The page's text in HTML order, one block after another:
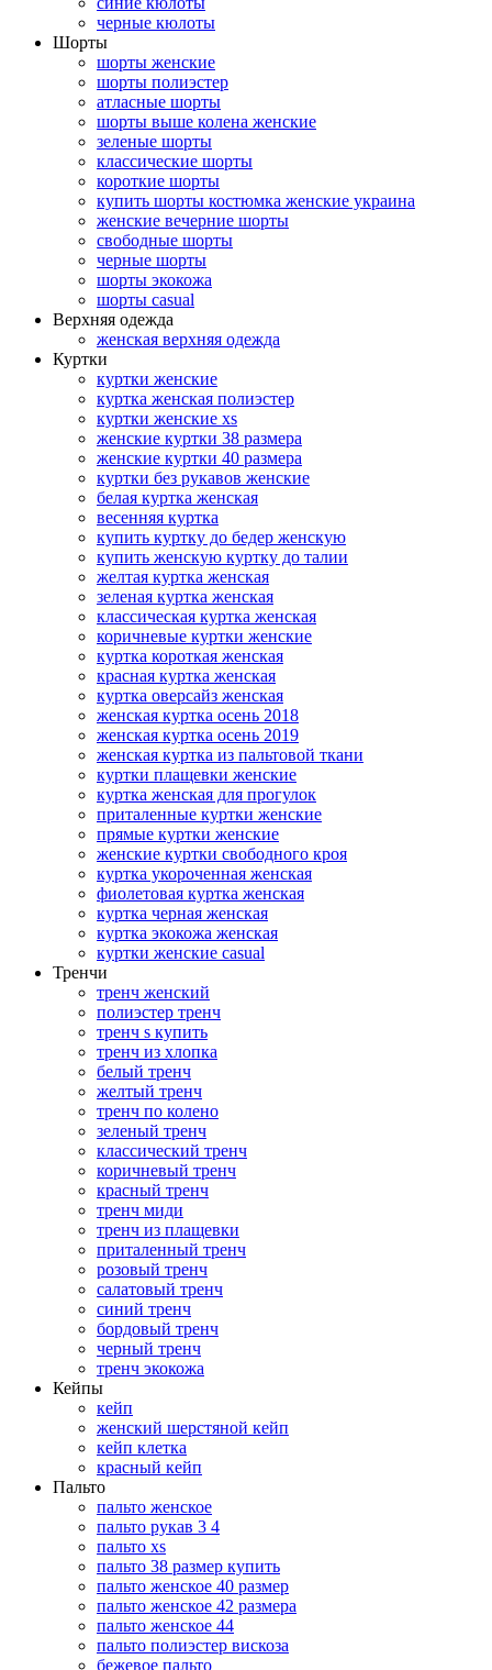
черные кюлоты
Шорты
шорты женские
шорты полиэстер
атласные шорты
шорты выше колена женские
зеленые шорты
классические шорты
короткие шорты
купить шорты костюмка женские украина
женские вечерние шорты
свободные шорты
черные шорты
шорты экокожа
шорты casual
Верхняя одежда
женская верхняя одежда
Куртки
куртки женские
куртка женская полиэстер
куртки женские xs
женские куртки 38 размера
женские куртки 40 размера
куртки без рукавов женские
белая куртка женская
весенняя куртка
купить куртку до бедер женскую
купить женскую куртку до талии
желтая куртка женская
зеленая куртка женская
классическая куртка женская
коричневые куртки женские
куртка короткая женская
красная куртка женская
куртка оверсайз женская
женская куртка осень 2018
женская куртка осень 2019
женская куртка из пальтовой ткани
куртки плащевки женские
куртка женская для прогулок
приталенные куртки женские
прямые куртки женские
женские куртки свободного кроя
куртка укороченная женская
фиолетовая куртка женская
куртка черная женская
куртка экокожа женская
куртки женские casual
Тренчи
тренч женский
полиэстер тренч
тренч s купить
тренч из хлопка
белый тренч
желтый тренч
тренч по колено
зеленый тренч
классический тренч
коричневый тренч
красный тренч
тренч миди
тренч из плащевки
приталенный тренч
розовый тренч
салатовый тренч
синий тренч
бордовый тренч
черный тренч
тренч экокожа
Кейпы
кейп
женский шерстяной кейп
кейп клетка
красный кейп
Пальто
пальто женское
пальто рукав 3 4
пальто xs
пальто 38 размер купить
пальто женское 40 размер
пальто женское 42 размера
пальто женское 44
пальто полиэстер вискоза
бежевое пальто